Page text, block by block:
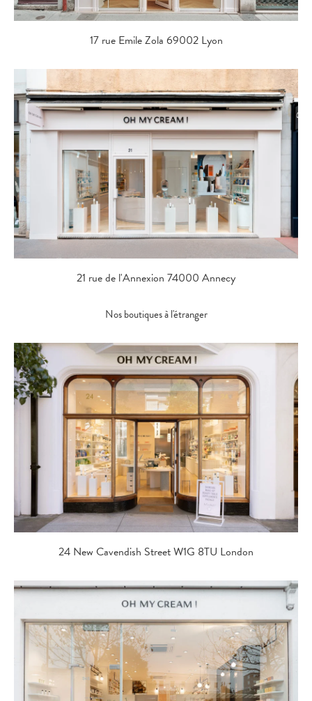
17 rue Emile Zola 69002 Lyon
21 rue de l'Annexion 74000 Annecy
Nos boutiques à l'étranger
24 New Cavendish Street W1G 8TU London